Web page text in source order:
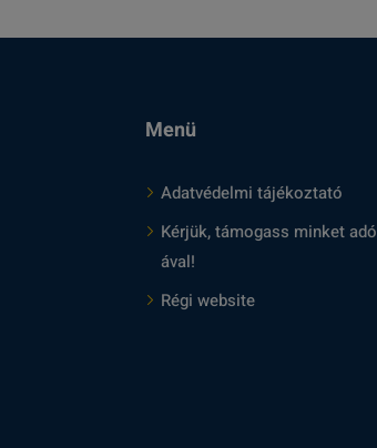
Menü
Adatvédelmi tájékoztató
Kérjük, támogass minket
ával!
Régi website